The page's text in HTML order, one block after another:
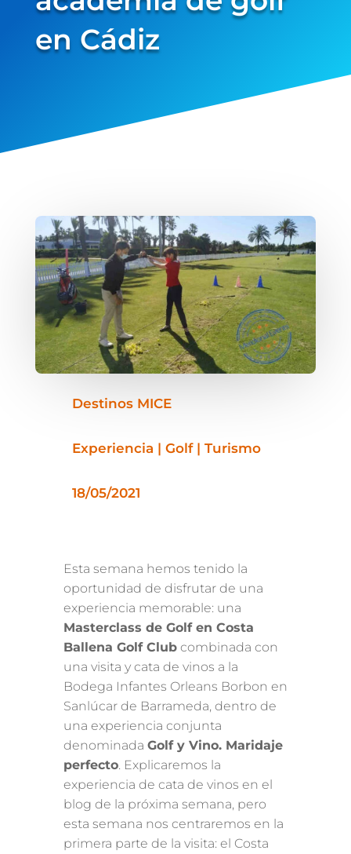
en Cádiz
Destinos MICE
Experiencia | Golf | Turismo
18/05/2021
Esta semana hemos tenido la
oportunidad de disfrutar de una
experiencia memorable: una
Masterclass de Golf en Costa
Ballena Golf Clubcombinada con
una visita y cata de vinos a la
Bodega Infantes Orleans Borbon en
Sanlúcar de Barrameda, dentro de
una experiencia conjunta
denominada Golf y Vino. Maridaje
perfecto. Explicaremos la
experiencia de cata de vinos en el
blog de la próxima semana, pero
esta semana nos centraremos en la
primera parte de la visita: el Costa